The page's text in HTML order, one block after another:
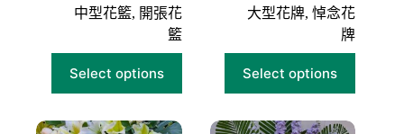
中型花籃, 開張花
籃
Select options
大型花牌,悼念花
牌
Select options